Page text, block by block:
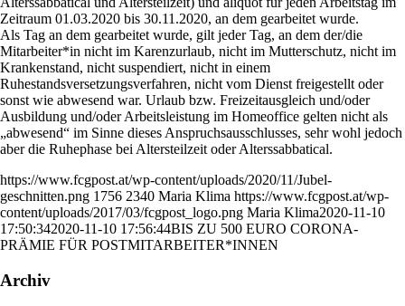
Zeitraum 01.03.2020 bis 30.11.2020, an dem gearbeitet wurde.
Als Tag an dem gearbeitet wurde, gilt jeder Tag, an dem der/die
Mitarbeiter*in nicht im Karenzurlaub, nicht im Mutterschutz, nicht im
Krankenstand, nicht suspendiert, nicht in einem
Ruhestandsversetzungsverfahren, nicht vom Dienst freigestellt oder
sonst wie abwesend war. Urlaub bzw. Freizeitausgleich und/oder
Ausbildung und/oder Arbeitsleistung im Homeoffice gelten nicht als
„abwesend“ im Sinne dieses Anspruchsausschlusses, sehr wohl jedoch
aber die Ruhephase bei Altersteilzeit oder Alterssabbatical.
https://www.fcgpost.at/wp-content/uploads/2020/11/Jubel-
geschnitten.png 1756 2340 Maria Klima https://www.fcgpost.at/wp-
content/uploads/2017/03/fcgpost_logo.png Maria Klima2020-11-10
17:50:342020-11-10 17:56:44BIS ZU 500 EURO CORONA-
PRÄMIE FÜR POSTMITARBEITER*INNEN
Archiv